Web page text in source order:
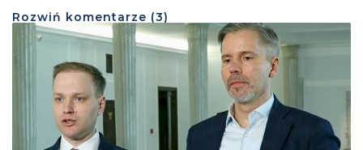
Rozwiń komentarze (3)